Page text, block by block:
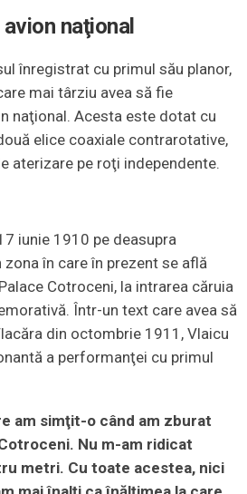
naţional
înregistrat cu primul său planor,
mai târziu avea să fie
naţional. Acesta este dotat cu
elice coaxiale contrarotative,
aterizare pe roţi independente.
iunie 1910 pe deasupra
zona în care în prezent se află
Cotroceni, la intrarea căruia
Într-un text care avea să
din octombrie 1911, Vlaicu
a performanţei cu primul
am simţit-o când am zburat
Nu m-am ridicat
metri. Cu toate acestea, nici